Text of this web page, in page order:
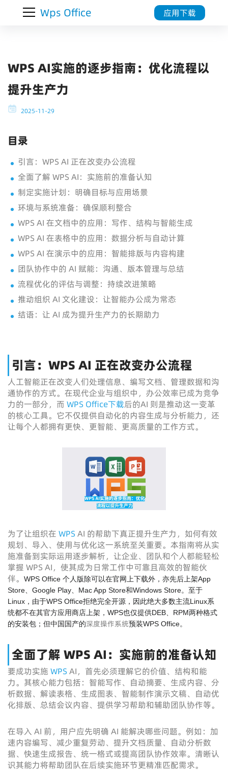
Wps Office 应用下载
WPS AI实施的逐步指南：优化流程以
提升生产力
2025-11-29
目录
引言：WPS AI 正在改变办公流程
全面了解 WPS AI：实施前的准备认知
制定实施计划：明确目标与应用场景
环境与系统准备：确保顺利整合
WPS AI 在文档中的应用：写作、结构与智能生成
WPS AI 在表格中的应用：数据分析与自动计算
WPS AI 在演示中的应用：智能排版与内容构建
团队协作中的 AI 赋能：沟通、版本管理与总结
流程优化的评估与调整：持续改进策略
推动组织 AI 文化建设：让智能办公成为常态
结语：让 AI 成为提升生产力的长期助力
引言：WPS AI 正在改变办公流程
人工智能正在改变人们处理信息、编写文档、管理数据和沟
通协作的方式。在现代企业与组织中，办公效率已成为竞争
力的一部分，而 WPS Office下载后的AI 则是推动这一变革
的核心工具。它不仅提供自动化的内容生成与分析能力，还
让每个人都拥有更快、更智能、更高质量的工作方式。
为了让组织在 WPS AI 的帮助下真正提升生产力，如何有效
规划、导入、使用与优化这一系统至关重要。本指南将从实
施准备到实际运用逐步解析，让企业、团队和个人都能轻松
掌握 WPS AI，使其成为日常工作中可靠且高效的智能伙
伴。
WPS Office 个人版除可以在官网上下载外，亦先后上架App
Store、Google Play、Mac App Store和Windows Store。至于
Linux，由于WPS Office拒绝完全开源，因此绝大多数主流Linux系
统都不在其官方应用商店上架，WPS也仅提供DEB、RPM两种格式
的安装包；但中国国产的深度操作系统预装WPS Office。
全面了解 WPS AI：实施前的准备认知
要成功实施 WPS AI，首先必须理解它的价值、结构和能
力。其核心能力包括：智能写作、自动摘要、生成内容、分
析数据、解读表格、生成图表、智能制作演示文稿、自动优
化排版、总结会议内容、提供学习帮助和辅助团队协作等。
在导入 AI 前，用户应先明确 AI 能解决哪些问题。例如：加
速内容编写、减少重复劳动、提升文档质量、自动分析数
据、快速生成报告、统一格式或提高团队协作效率。清晰认
识其能力将帮助团队在后续实施环节更精准匹配需求。